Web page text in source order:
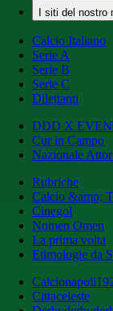
I siti del nostro
Calcio Italiano
Serie A
Serie B
Serie C
Dilettanti
DDD X
Cur in Campo
Nazionale
Rubriche
Calcio &amp;
Cinegol
Nomen Omen
La prima volta
Etimologie da
Cittaceleste